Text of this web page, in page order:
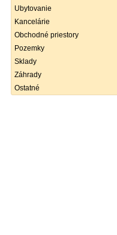
Ubytovanie
Kancelárie
Obchodné priestory
Pozemky
Sklady
Záhrady
Ostatné